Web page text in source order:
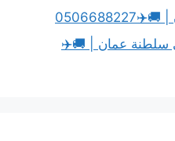
عمان | 🚚✈️